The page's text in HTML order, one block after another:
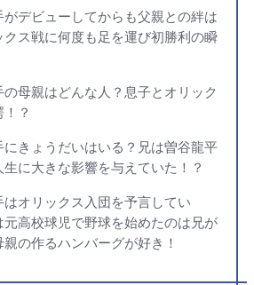
がデビューしてからも父親との絆は
クス戦に何度も足を運び初勝利の瞬
の母親はどんな人？息子とオリック
？
にきょうだいはいる？兄は曽谷龍平
に大きな影響を与えていた！？
はオリックス入団を予言してい
元高校球児で野球を始めたのは兄が
の作るハンバーグが好き！